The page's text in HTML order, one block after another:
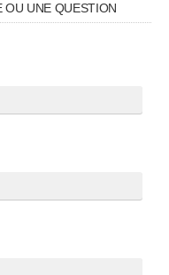
OU UNE QUESTION